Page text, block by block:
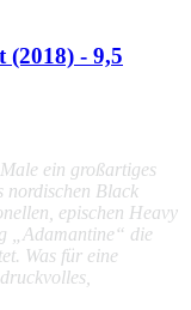
- 9,5
ein großartiges
nordischen Black
epischen Heavy
„Adamantine“ die
Was für eine